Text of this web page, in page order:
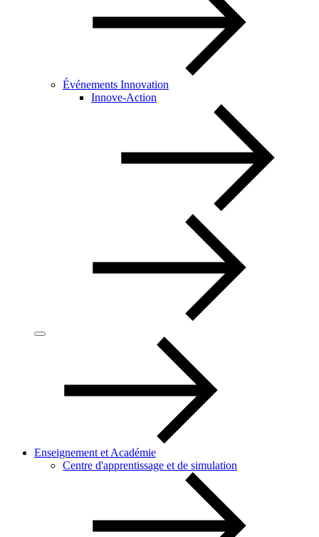
Événements Innovation
Innove-Action
Enseignement et Académie
Centre d'apprentissage et de simulation